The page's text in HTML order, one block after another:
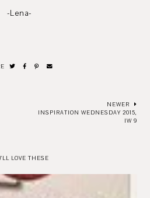
-Lena-
NEWER
INSPIRATION WEDNESDAY 2015,
IW 9
LOVE THESE